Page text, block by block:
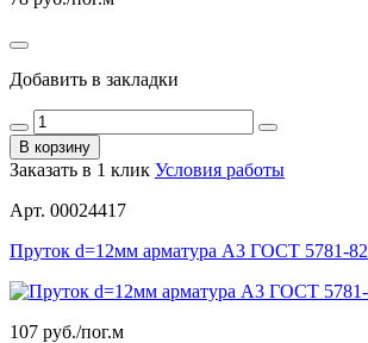
Добавить в закладки
В корзину
Заказать в 1 клик Условия работы
Арт. 00024417
Пруток d=12мм арматура А3 ГОСТ 5781-82
107 руб./пог.м